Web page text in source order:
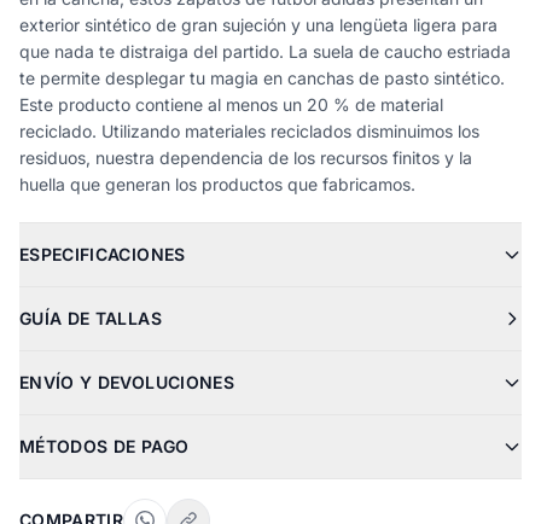
exterior sintético de gran sujeción y una lengüeta ligera para
que nada te distraiga del partido. La suela de caucho estriada
te permite desplegar tu magia en canchas de pasto sintético.
Este producto contiene al menos un 20 % de material
reciclado. Utilizando materiales reciclados disminuimos los
residuos, nuestra dependencia de los recursos finitos y la
huella que generan los productos que fabricamos.
ESPECIFICACIONES
GUÍA DE TALLAS
ENVÍO Y DEVOLUCIONES
MÉTODOS DE PAGO
COMPARTIR